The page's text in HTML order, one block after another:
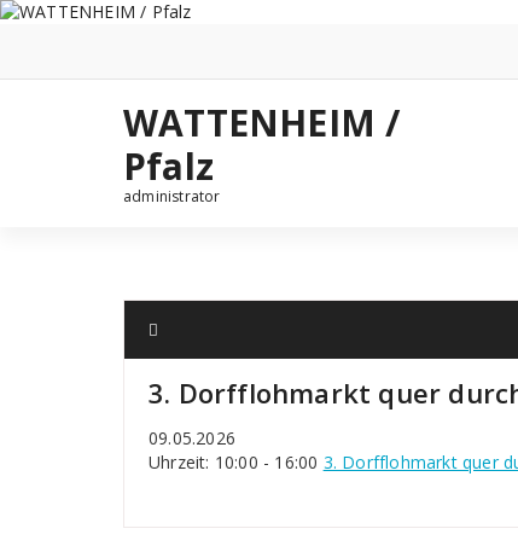
Zum
WATTENHEIM /
Pfalz
administrator
3. Dorfflohmarkt quer
09.05.2026
Uhrzeit: 10:00 - 16:00 3. Dorfflohmarkt quer